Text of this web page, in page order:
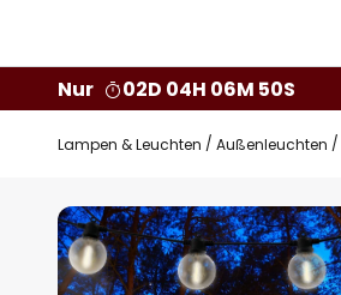
Nur
02D 04H 06M 49S
Lampen & Leuchten Außenleuchten
Zum
Ende
der